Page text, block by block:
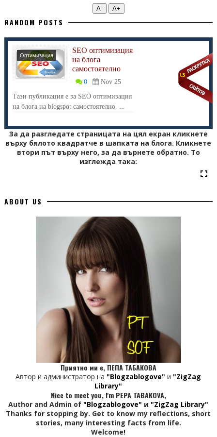
А- А+
RANDOM POSTS
Оптимизация
SEO оптимизация
на блога
самостоятелно
0
Nov 25
Тази публикация е за SEO оптимизация
на блога на blogspot самостоятелно. ...
За да разгледате страницата на цял екран кликнете
върху бялото квадратче в шапката на блога. Кликнете
втори път върху него, за да върнете обратно. То
изглежда така:
ABOUT US
Приятно ми е, ПЕПА ТАБАКОВА
Автор и администратор на "Blogzablogove" и "ZigZag
Library"
Nice to meet you, I'm PEPA TABAKOVA,
Author and Admin of "Blogzablogove" и "ZigZag Library"
Thanks for stopping by. Get to know my reflections, short
stories, many interesting facts from life.
Welcome!